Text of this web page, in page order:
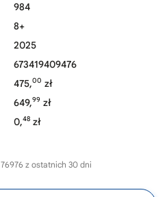
984
8+
2025
673419409476
475,00 zł
649,99 zł
0,48 zł
76976 z ostatnich 30 dni